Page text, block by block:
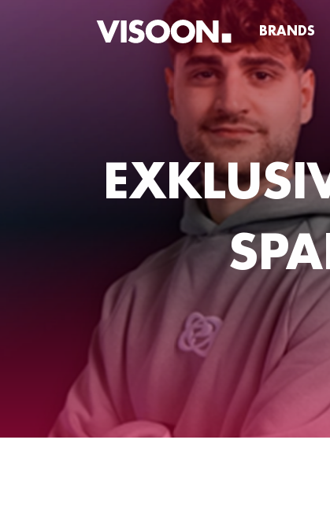
BRANDS